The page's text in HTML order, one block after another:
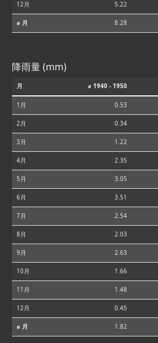
12月 5.22
⌀ 月 8.28
降雨量 (mm)
月 ⌀ 1940 - 1950
1月 0.53
2月 0.34
3月 1.22
4月 2.35
5月 3.05
6月 3.51
7月 2.54
8月 2.03
9月 2.63
10月 1.66
11月 1.48
12月 0.45
⌀ 月 1.82